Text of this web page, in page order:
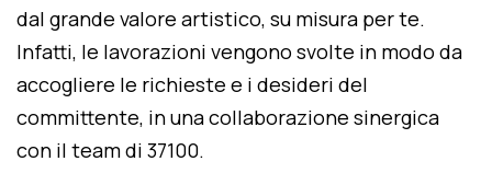
dal grande valore artistico, su misura per te.
Infatti, le lavorazioni vengono svolte in modo da
accogliere le richieste e i desideri del
committente, in una collaborazione sinergica
con il team di 37100.